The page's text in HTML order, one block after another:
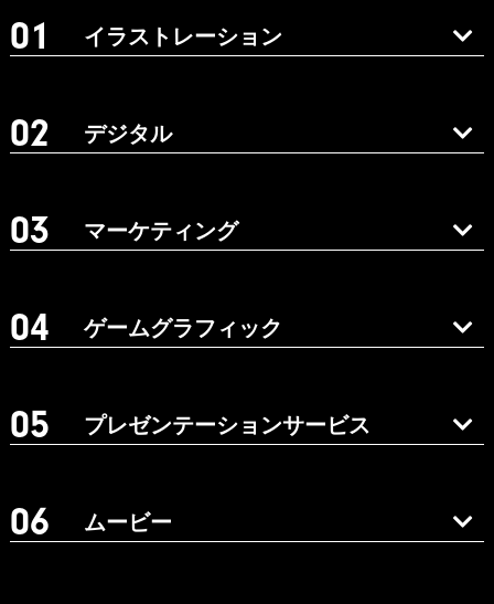
イラストレーション
デジタル
マーケティング
ゲームグラフィック
プレゼンテーションサービス
ムービー